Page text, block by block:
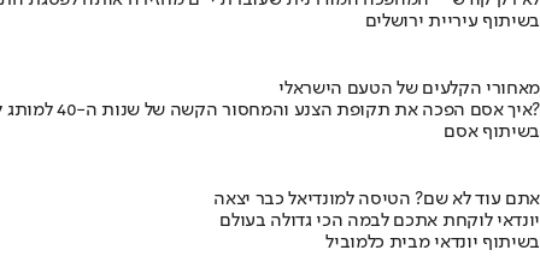
בשיתוף עיריית ירושלים
מאחורי הקלעים של הטעם הישראלי
איך אסם הפכה את תקופת הצנע והמחסור הקשה של שנות ה-40 למותג לאומי?
בשיתוף אסם
אתם עוד לא שם? הטיסה למונדיאל כבר יצאה
יונדאי לוקחת אתכם לבמה הכי גדולה בעולם
בשיתוף יונדאי מבית כלמוביל